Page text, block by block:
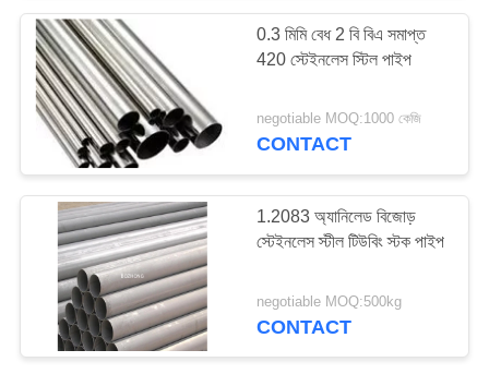
স্টেইনলেস স্টিল ফ্ল্যাঞ্জ
15
মরিচাবিহীন স্টিলের তার
16
0.3 মিমি বেধ 2 বি বিএ সমাপ্ত
420 স্টেইনলেস স্টিল পাইপ
negotiable MOQ:1000 কেজি
CONTACT
1.2083 অ্যানিলেড বিজোড়
স্টেইনলেস স্টীল টিউবিং স্টক পাইপ
negotiable MOQ:500kg
CONTACT